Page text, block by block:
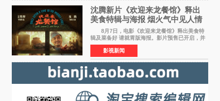
沈腾新片《欢迎来龙餐馆》释出
美食特辑与海报 烟火气中见人情
温暖
8月7日，电影《欢迎来龙餐馆》释出美食特
辑及菜备好 请就胃版海报。影片预售已开启，并
将于8月8日至10日14:00-21:00举行全国超前点
映。电影《欢迎来龙餐馆》作为战争美食喜剧大
片，讲述了中国
影视新闻